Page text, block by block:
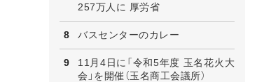
257万人に 厚労省
バスセンターのカレー
11月4日に「令和5年度 玉名花火大
会」を開催（玉名商工会議所）